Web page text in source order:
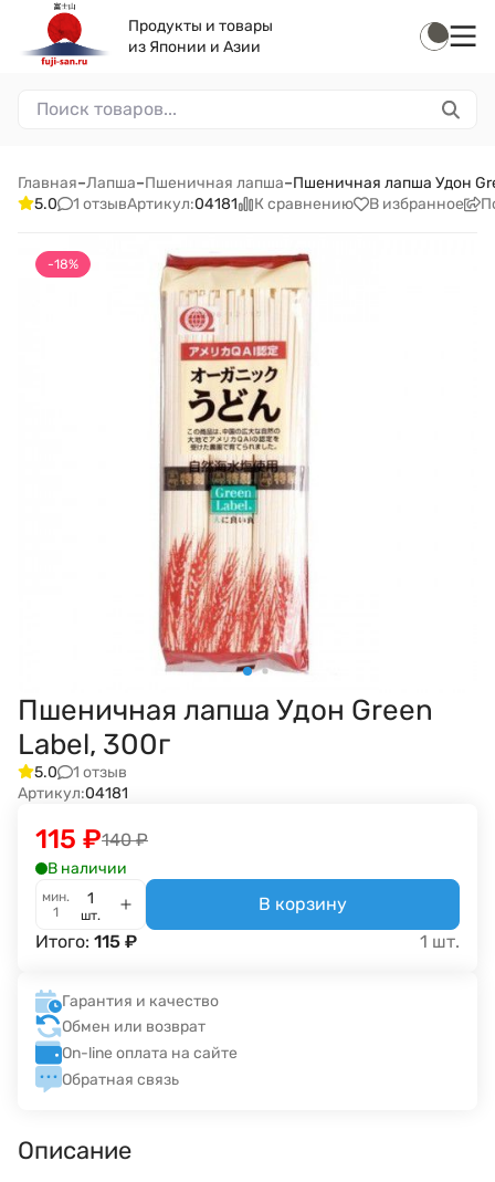
Продукты и товары
из Японии и Азии
Главная–Лапша–Пшеничная лапша–Пшеничная лапша Удон
5.0
1 отзывАртикул:04181 К сравнению В избранное
-18%
Пшеничная лапша Удон Green
Label, 300г
5.0
1 отзыв
Артикул:04181
140 ₽
115 ₽
В наличии
мин.
1
шт.
В корзину
Итого: 115 ₽ 1 шт.
Гарантия и качество
Обмен или возврат
On-line оплата на сайте
Обратная связь
Описание